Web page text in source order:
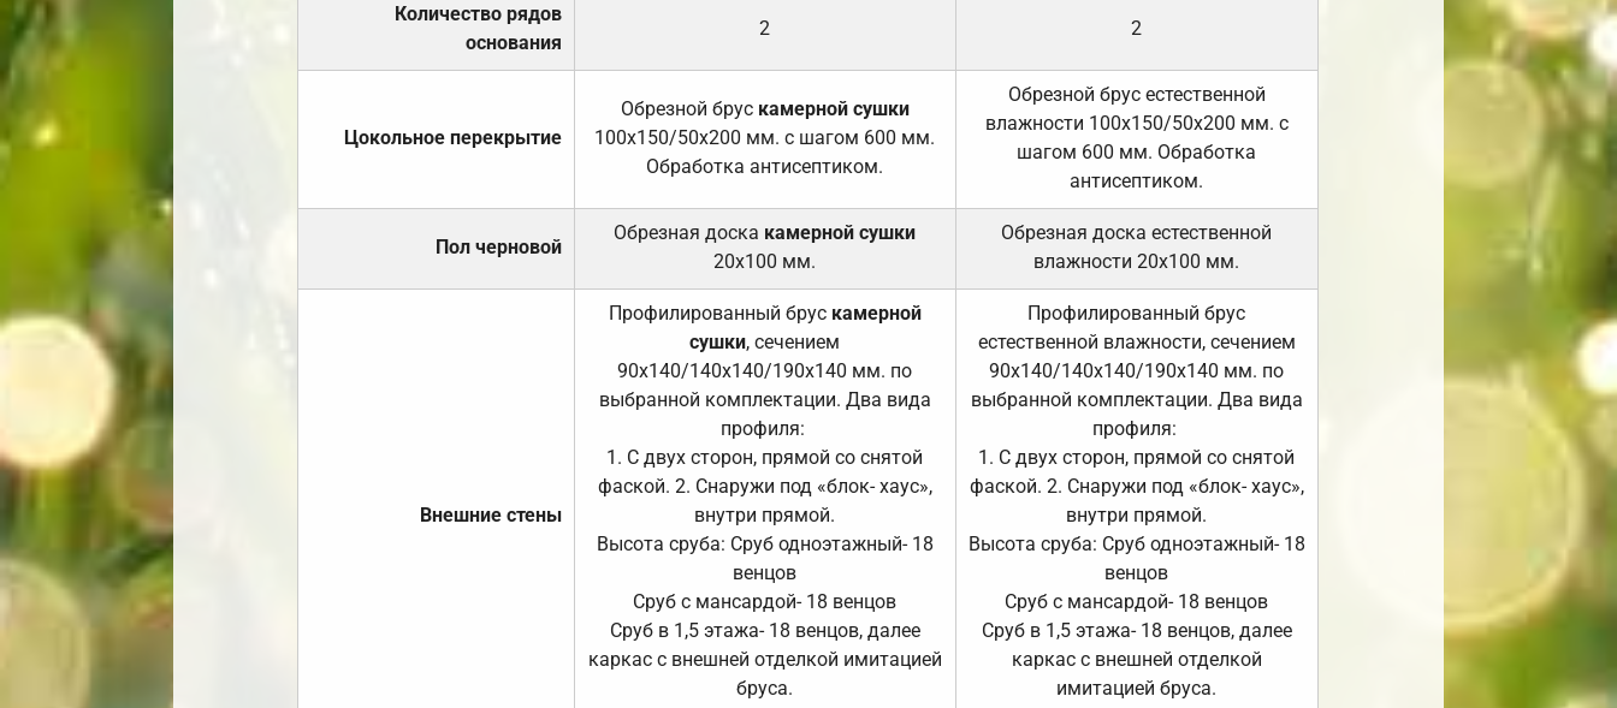
Количество рядов
основания
2 2
Цокольное перекрытие
Обрезной брус камерной сушки
100х150/50х200 мм. с шагом 600 мм.
Обработка антисептиком.
Обрезной брус естественной
влажности 100х150/50х200 мм. с
шагом 600 мм. Обработка
антисептиком.
Пол черновой
Обрезная доска камерной сушки
20х100 мм.
Обрезная доска естественной
влажности 20х100 мм.
Внешние стены
Профилированный брус камерной
сушки, сечением
90х140/140х140/190х140 мм. по
выбранной комплектации. Два вида
профиля:
1. С двух сторон, прямой со снятой
фаской. 2. Снаружи под «блок- хаус»,
внутри прямой.
Высота сруба: Сруб одноэтажный- 18
венцов
Сруб с мансардой- 18 венцов
Сруб в 1,5 этажа- 18 венцов, далее
каркас с внешней отделкой имитацией
бруса.
Профилированный брус
естественной влажности, сечением
90х140/140х140/190х140 мм. по
выбранной комплектации. Два вида
профиля:
1. С двух сторон, прямой со снятой
фаской. 2. Снаружи под «блок- хаус»,
внутри прямой.
Высота сруба: Сруб одноэтажный- 18
венцов
Сруб с мансардой- 18 венцов
Сруб в 1,5 этажа- 18 венцов, далее
каркас с внешней отделкой
имитацией бруса.